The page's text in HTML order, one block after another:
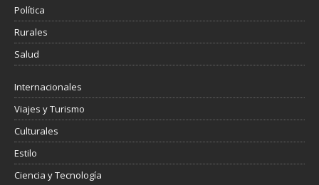
Política
Rurales
Salud
Internacionales
Viajes y Turismo
Culturales
Estilo
Ciencia y Tecnología